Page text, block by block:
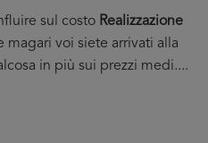
sul costo Realizzazione
magari voi siete arrivati alla
in più sui prezzi medi....